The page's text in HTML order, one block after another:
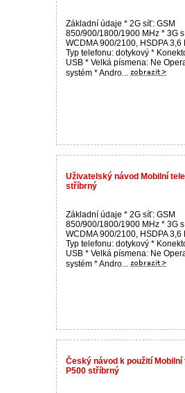
Základní údaje * 2G síť: GSM
850/900/1800/1900 MHz * 3G
WCDMA 900/2100, HSDPA 3,6
Typ telefonu: dotykový *
USB * Velká písmena: Ne
systém * Andro...
Uživatelský návod Mobilní
stříbrný
Základní údaje * 2G síť: GSM
850/900/1800/1900 MHz * 3G
WCDMA 900/2100, HSDPA 3,6
Typ telefonu: dotykový *
USB * Velká písmena: Ne
systém * Andro...
Český návod k použití Mobilní
P500 stříbrný